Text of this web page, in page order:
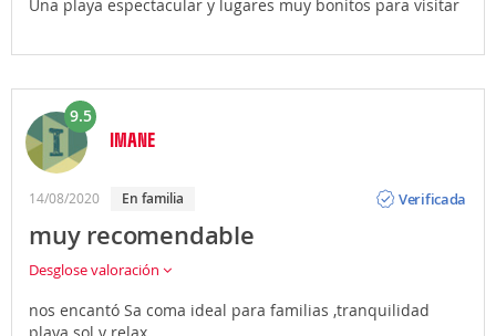
Una playa espectacular y lugares muy bonitos para visitar
9.5
IMANE
14/08/2020 En familia
Verificada
muy recomendable
Desglose valoración
nos encantó Sa coma ideal para familias ,tranquilidad